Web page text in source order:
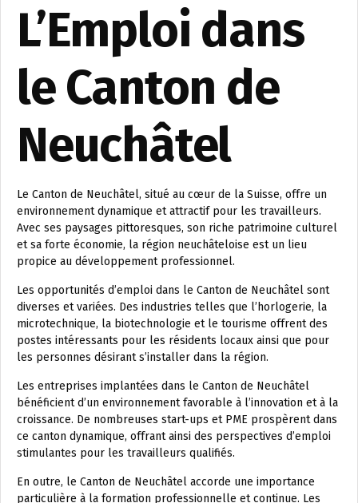
L’Emploi dans
le Canton de
Neuchâtel
Le Canton de Neuchâtel, situé au cœur de la Suisse, offre un
environnement dynamique et attractif pour les travailleurs.
Avec ses paysages pittoresques, son riche patrimoine culturel
et sa forte économie, la région neuchâteloise est un lieu
propice au développement professionnel.
Les opportunités d’emploi dans le Canton de Neuchâtel sont
diverses et variées. Des industries telles que l’horlogerie, la
microtechnique, la biotechnologie et le tourisme offrent des
postes intéressants pour les résidents locaux ainsi que pour
les personnes désirant s’installer dans la région.
Les entreprises implantées dans le Canton de Neuchâtel
bénéficient d’un environnement favorable à l’innovation et à la
croissance. De nombreuses start-ups et PME prospèrent dans
ce canton dynamique, offrant ainsi des perspectives d’emploi
stimulantes pour les travailleurs qualifiés.
En outre, le Canton de Neuchâtel accorde une importance
particulière à la formation professionnelle et continue. Les